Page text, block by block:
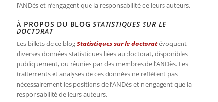
l’ANDès et n’engagent que la responsabilité de leurs auteurs.
À PROPOS DU BLOG STATISTIQUES SUR LE
DOCTORAT
Les billets de ce blogStatistiques sur le doctoratévoquent
diverses données statistiques liées au doctorat, disponibles
publiquement, ou réunies par des membres de l’ANDès. Les
traitements et analyses de ces données ne reflètent pas
nécessairement les positions de l’ANDès et n’engagent que la
responsabilité de leurs auteurs.